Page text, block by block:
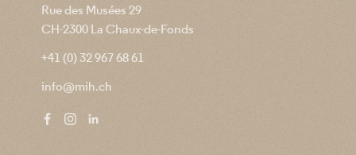
Rue des Musées 29
CH-2300 La Chaux-de-Fonds
+41 (0) 32 967 68 61
info@mih.ch